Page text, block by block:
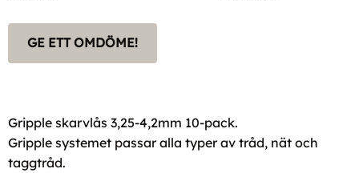
GE ETT OMDÖME!
Gripple skarvlås 3,25-4,2mm 10-pack.
Gripple systemet passar alla typer av tråd, nät och
taggtråd.